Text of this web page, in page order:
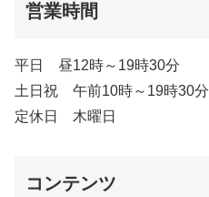
営業時間
平日 昼12時～19時30分
土日祝 午前10時～19時30分
定休日 木曜日
コンテンツ